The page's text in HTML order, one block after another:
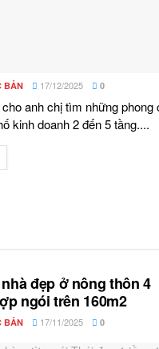
BẢN 17/12/2025 0
anh chị tìm những phong
kinh doanh 2 đến 5 tầng....
đẹp ở nông thôn 4
ngói trên 160m2
BẢN 17/11/2025 0